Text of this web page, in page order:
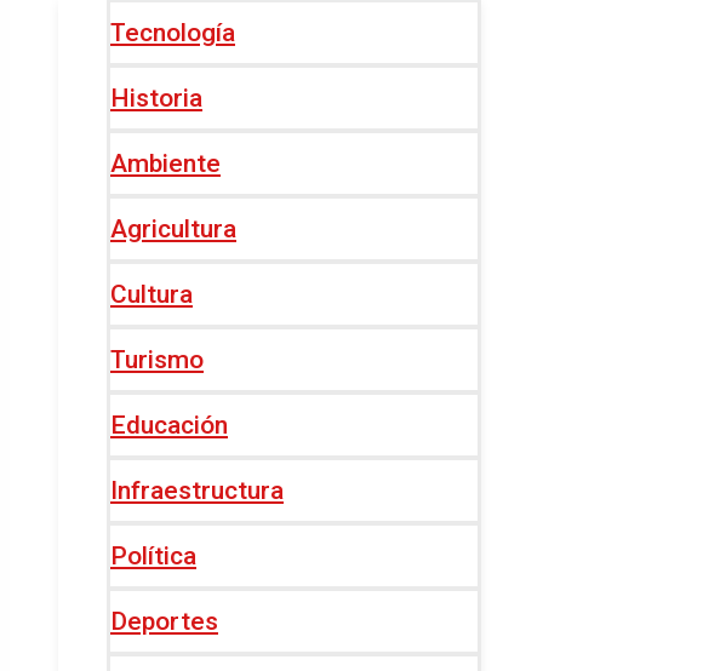
Tecnología
Historia
Ambiente
Agricultura
Cultura
Turismo
Educación
Infraestructura
Política
Deportes